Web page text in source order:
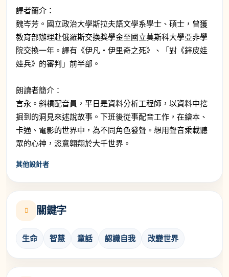
譯者簡介：
魏岑芳。國立政治大學斯拉夫語文學系學士、碩士，曾獲
教育部辦理赴俄羅斯交換獎學金至國立莫斯科大學亞非學
院交換一年。譯有《伊凡・伊里奇之死》、「對《鋅皮娃
娃兵》的審判」前半部。
朗讀者簡介：
言永。斜槓配音員，平日是資料分析工程師，以資料中挖
掘到的洞見來述說故事。下班後從事配音工作，在繪本、
卡通、電影的世界中，為不同角色發聲。想用聲音乘載聽
眾的心神，恣意翱翔於大千世界。
其他設計者
關鍵字
生命 智慧 童話 認識自我 改變世界